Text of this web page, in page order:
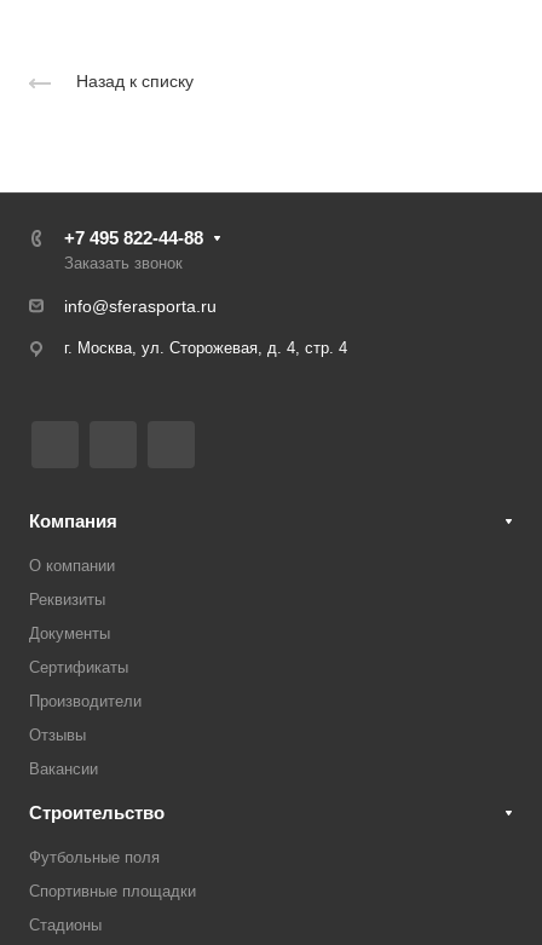
Назад к списку
+7 495 822-44-88
Заказать звонок
info@sferasporta.ru
г. Москва, ул. Сторожевая, д. 4, стр. 4
Компания
О компании
Реквизиты
Документы
Сертификаты
Производители
Отзывы
Вакансии
Строительство
Футбольные поля
Спортивные площадки
Стадионы